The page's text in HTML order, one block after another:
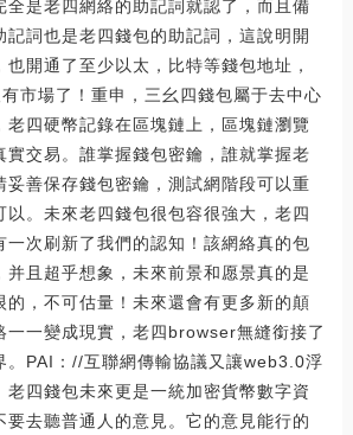
全是老四網絡的助記詞就認了，而且備
記詞也是老四錢包的助記詞，這說明開
開通了至少以太，比特等錢包地址，
市場了！重申，三幺四錢包屬于去中心
老四硬幣記錄在區塊鏈上，區塊鏈瀏覽
實交易。誰掌握錢包密鑰，誰就掌握老
妥善保存錢包密鑰，測試網階段可以重
以。未來老四錢包很包容很強大，老四
一次刷新了我們的認知！該網絡真的包
并且超乎想象，未來前景和愿景真的是
的，不可估量！未來還會有更多新的顛
一一變成現實，老四browser無縫銜接了
。PAI：//互聯網傳輸協議又讓web3.0浮
老四錢包未來更是一統加密貨幣數字資
要去聽普通人的意見。它的意見能行的